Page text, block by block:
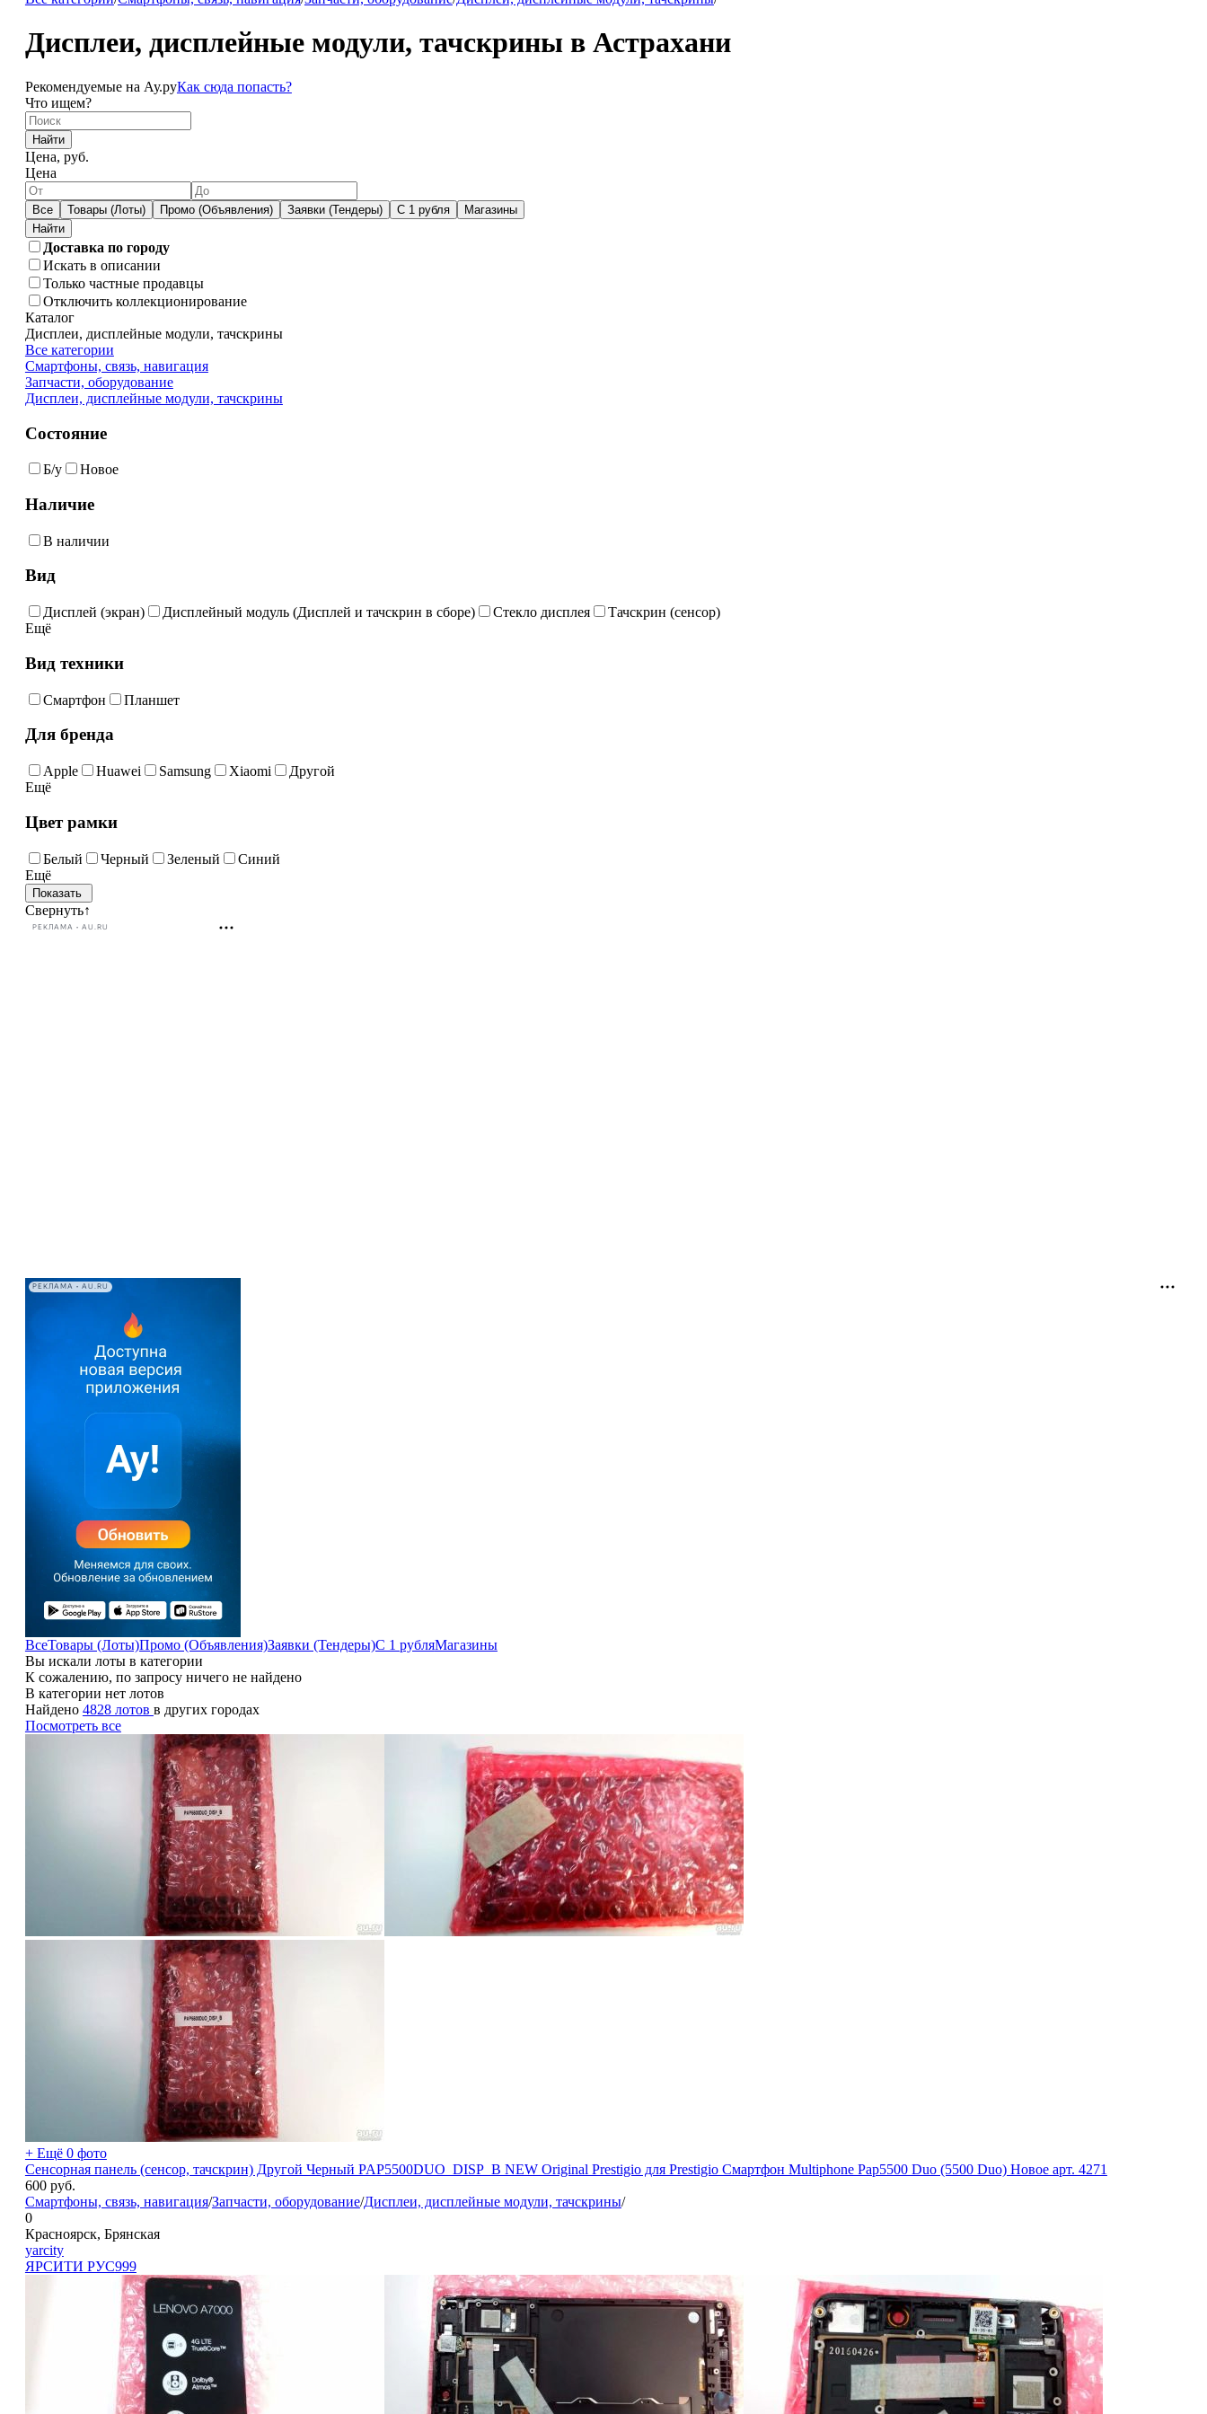
Дисплеи, дисплейные модули, тачскрины в Астрахани
Рекомендуемые на Ау.руКак сюда попасть?
Что ищем?
Найти
Цена, руб.
Цена
Все Товары (Лоты) Промо (Объявления) Заявки (Тендеры) С 1 рубля Магазины
Доставка по городу
Искать в описании
Только частные продавцы
Отключить коллекционирование
Каталог
Дисплеи, дисплейные модули, тачскрины
Все категории
Смартфоны, связь, навигация
Запчасти, оборудование
Дисплеи, дисплейные модули, тачскрины
Состояние
Б/у Новое
Наличие
В наличии
Вид
Дисплей (экран) Дисплейный модуль (Дисплей и тачскрин в сборе) Стекло дисплея
Тачскрин (сенсор)
Ещё
Вид техники
Смартфон Планшет
Для бренда
Apple Huawei Samsung Xiaomi
Другой
Ещё
Цвет рамки
Белый Черный Зеленый
Синий
Ещё
Свернуть↑
РЕКЛАМА • AU.RU
РЕКЛАМА • AU.RU
ВсеТовары (Лоты)Промо (Объявления)Заявки (Тендеры)С 1 рубляМагазины
Вы искали лоты в категории
К сожалению, по запросу ничего не найдено
В категории нет лотов
Найдено 4828 лотов в других городах
Посмотреть все
+ Ещё 0 фото
Сенсорная панель (сенсор, тачскрин) Другой Черный PAP5500DUO_DISP_B NEW Original Prestigio для Prestigio Смартфон Multiphone Pap5500 Duo (5500 Duo) Новое арт. 4271
600 руб.
Смартфоны, связь, навигация/Запчасти, оборудование/Дисплеи, дисплейные модули, тачскрины/
0
Красноярск, Брянская
yarcity
ЯРСИТИ РУС999